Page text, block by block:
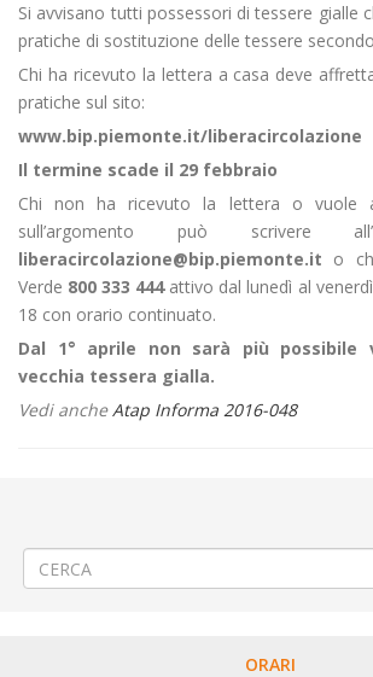
Si avvisano tutti possessori di tessere gialle
pratiche di sostituzione delle tessere
Chi ha ricevuto la lettera a casa deve
pratiche sul sito:
www.bip.piemonte.it/liberacircolazione
Il termine scade il 29 febbraio
Chi non ha ricevuto la lettera o vuole
sull’argomento può scrivere
liberacircolazione@bip.piemonte.it o
Verde 800 333 444attivo dal lunedì al
18 con orario continuato.
Dal 1° aprile non sarà più possibile
vecchia tessera gialla.
Vedi ancheAtap Informa 2016-048
ORARI